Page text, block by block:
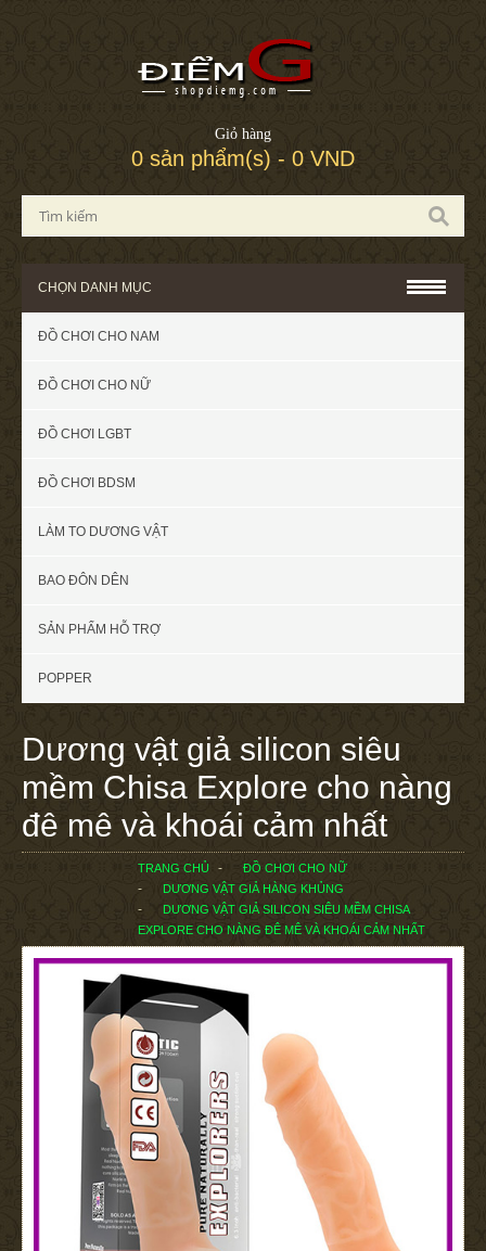
Giỏ hàng
0 sản phẩm(s) - 0 VND
CHỌN DANH MỤC
ĐỒ CHƠI CHO NAM
ĐỒ CHƠI CHO NỮ
ĐỒ CHƠI LGBT
ĐỒ CHƠI BDSM
LÀM TO DƯƠNG VẬT
BAO ĐÔN DÊN
SẢN PHẨM HỖ TRỢ
POPPER
Dương vật giả silicon siêu
mềm Chisa Explore cho nàng
đê mê và khoái cảm nhất
TRANG CHỦ
ĐỒ CHƠI CHO NỮ
DƯƠNG VẬT GIẢ HÀNG KHỦNG
DƯƠNG VẬT GIẢ SILICON SIÊU MỀM CHISA
EXPLORE CHO NÀNG ĐÊ MÊ VÀ KHOÁI CẢM NHẤT